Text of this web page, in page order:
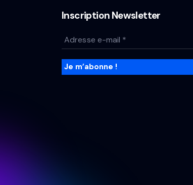
Inscription Newsletter